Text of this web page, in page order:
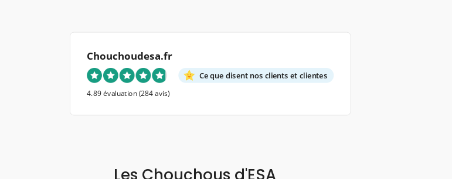
Chouchoudesa.fr
Ce que disent nos clients et clientes
4.89 évaluation(284 avis)